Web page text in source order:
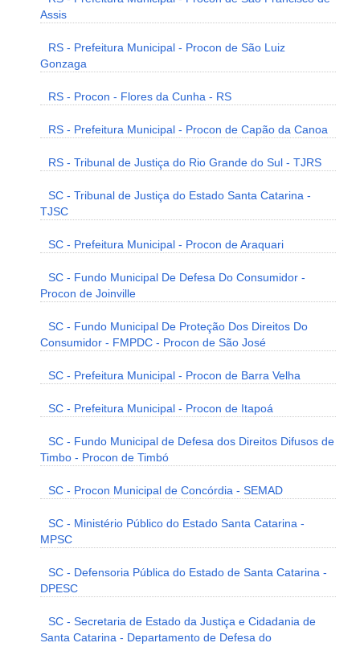
Assis
RS - Prefeitura Municipal - Procon de São Luiz
Gonzaga
RS - Procon - Flores da Cunha - RS
RS - Prefeitura Municipal - Procon de Capão da Canoa
RS - Tribunal de Justiça do Rio Grande do Sul - TJRS
SC - Tribunal de Justiça do Estado Santa Catarina -
TJSC
SC - Prefeitura Municipal - Procon de Araquari
SC - Fundo Municipal De Defesa Do Consumidor -
Procon de Joinville
SC - Fundo Municipal De Proteção Dos Direitos Do
Consumidor - FMPDC - Procon de São José
SC - Prefeitura Municipal - Procon de Barra Velha
SC - Prefeitura Municipal - Procon de Itapoá
SC - Fundo Municipal de Defesa dos Direitos Difusos de
Timbo - Procon de Timbó
SC - Procon Municipal de Concórdia - SEMAD
SC - Ministério Público do Estado Santa Catarina -
MPSC
SC - Defensoria Pública do Estado de Santa Catarina -
DPESC
SC - Secretaria de Estado da Justiça e Cidadania de
Santa Catarina - Departamento de Defesa do